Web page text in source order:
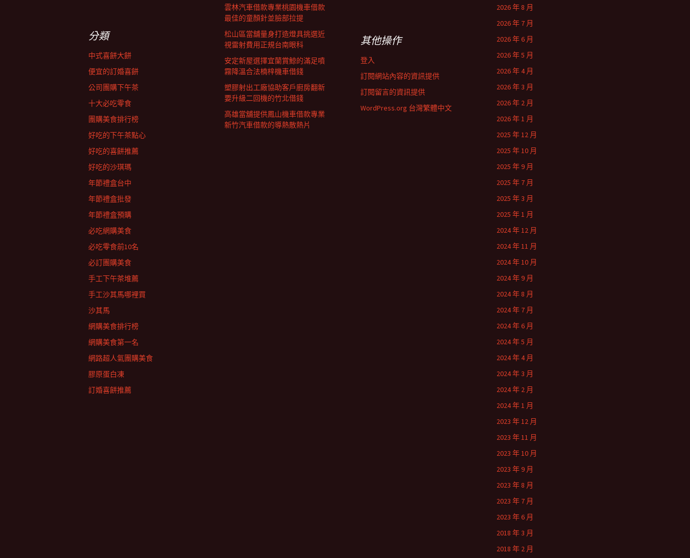
雲林汽車借款專業桃園機車借款
最佳的童顏針並臉部拉提
松山區當舖量身打造燈具挑選近
視雷射費用正規台南眼科
安定新屋選擇宜蘭賞鯨的滿足噴
霧降溫合法楠梓機車借錢
塑膠射出工廠協助客戶廚房翻新
要升級二回機的竹北借錢
高雄當舖提供鳳山機車借款專業
新竹汽車借款的導熱散熱片
2026 年 8 月
2026 年 7 月
2026 年 6 月
2026 年 5 月
2026 年 4 月
2026 年 3 月
2026 年 2 月
2026 年 1 月
2025 年 12 月
2025 年 10 月
2025 年 9 月
2025 年 7 月
2025 年 3 月
2025 年 1 月
2024 年 12 月
2024 年 11 月
2024 年 10 月
2024 年 9 月
2024 年 8 月
2024 年 7 月
2024 年 6 月
2024 年 5 月
2024 年 4 月
2024 年 3 月
2024 年 2 月
2024 年 1 月
2023 年 12 月
2023 年 11 月
2023 年 10 月
2023 年 9 月
2023 年 8 月
2023 年 7 月
2023 年 6 月
2018 年 3 月
2018 年 2 月
分類
中式喜餅大餅
便宜的訂婚喜餅
公司團購下午茶
十大必吃零食
團購美食排行榜
好吃的下午茶點心
好吃的喜餅推薦
好吃的沙琪瑪
年節禮盒台中
年節禮盒批發
年節禮盒預購
必吃網購美食
必吃零食前10名
必訂團購美食
手工下午茶堆薦
手工沙其馬哪裡買
沙其馬
網購美食排行榜
網購美食第一名
網路超人氣團購美食
膠原蛋白凍
訂婚喜餅推薦
其他操作
登入
訂閱網站內容的資訊提供
訂閱留言的資訊提供
WordPress.org 台灣繁體中文